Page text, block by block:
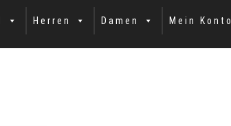
Herren Damen Mein Konto